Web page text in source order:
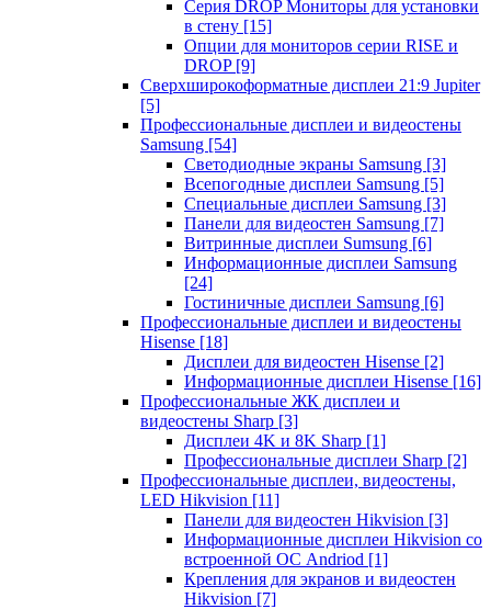
Серия DROP Мониторы для установки
в стену [15]
Опции для мониторов серии RISE и
DROP [9]
Сверхширокоформатные дисплеи 21:9 Jupiter
[5]
Профессиональные дисплеи и видеостены
Samsung [54]
Светодиодные экраны Samsung [3]
Всепогодные дисплеи Samsung [5]
Специальные дисплеи Samsung [3]
Панели для видеостен Samsung [7]
Витринные дисплеи Sumsung [6]
Информационные дисплеи Samsung
[24]
Гостиничные дисплеи Samsung [6]
Профессиональные дисплеи и видеостены
Hisense [18]
Дисплеи для видеостен Hisense [2]
Информационные дисплеи Hisense [16]
Профессиональные ЖК дисплеи и
видеостены Sharp [3]
Дисплеи 4K и 8K Sharp [1]
Профессиональные дисплеи Sharp [2]
Профессиональные дисплеи, видеостены,
LED Hikvision [11]
Панели для видеостен Hikvision [3]
Информационные дисплеи Hikvision со
встроенной ОС Andriod [1]
Крепления для экранов и видеостен
Hikvision [7]